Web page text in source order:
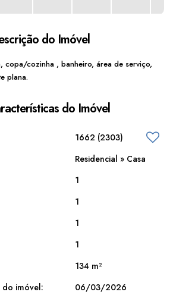
do Imóvel
copa/cozinha , banheiro, área de serviço,
plana.
do Imóvel
1662 (2303)
Residencial » Casa
1
1
1
1
134 m²
do imóvel:
06/03/2026